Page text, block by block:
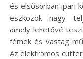
és elsősorban ipari
eszközök nagy
amely lehetővé
fémek és vastag
Az elektromos